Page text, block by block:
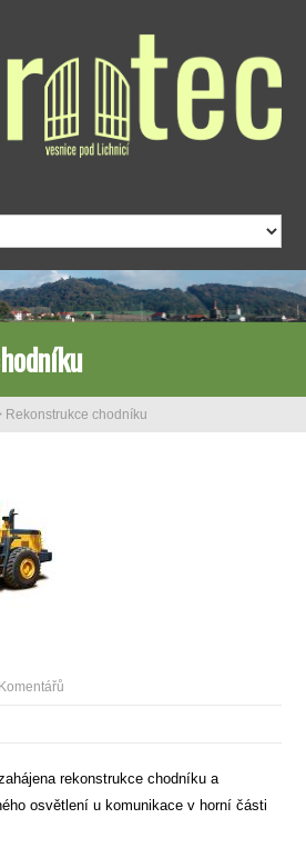
Rekonstrukce chodníku
rekonstrukce chodníku a
osvětlení u komunikace v horní části